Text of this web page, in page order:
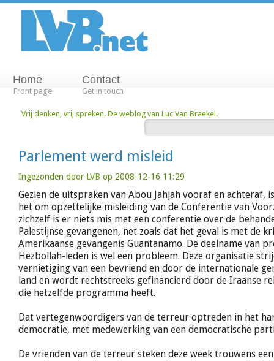
Home
Front page
Contact
Get in touch
Vrij denken, vrij spreken. De weblog van Luc Van Braekel.
Parlement werd misleid
Ingezonden door LVB op 2008-12-16 11:29
Gezien de uitspraken van Abou Jahjah vooraf en achteraf,
het om opzettelijke misleiding van de Conferentie van
zichzelf is er niets mis met een conferentie over de
Palestijnse gevangenen, net zoals dat het geval is met de
Amerikaanse gevangenis Guantanamo. De deelname van
Hezbollah-leden is wel een probleem. Deze organisatie
vernietiging van een bevriend en door de internationale
land en wordt rechtstreeks gefinancierd door de Iraanse
die hetzelfde programma heeft.
Dat vertegenwoordigers van de terreur optreden in het
democratie, met medewerking van een democratische
De vrienden van de terreur steken deze week trouwens